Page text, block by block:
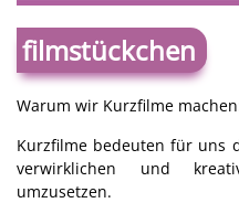
filmstückchen
Warum wir Kurzfilme
Kurzfilme bedeuten für uns
verwirklichen und
umzusetzen.